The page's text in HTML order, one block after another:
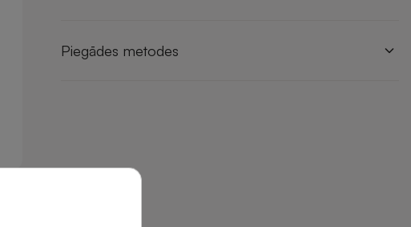
Piegādes metodes